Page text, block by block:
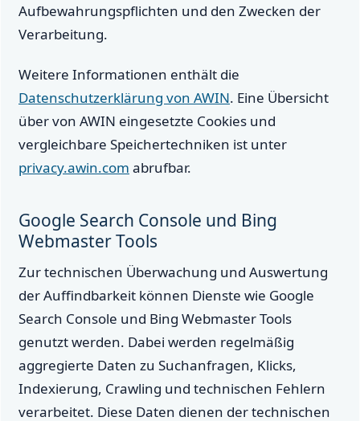
Aufbewahrungspflichten und den Zwecken der
Verarbeitung.
Weitere Informationen enthält die
Datenschutzerklärung von AWIN. Eine Übersicht
über von AWIN eingesetzte Cookies und
vergleichbare Speichertechniken ist unter
privacy.awin.com abrufbar.
Google Search Console und Bing
Webmaster Tools
Zur technischen Überwachung und Auswertung
der Auffindbarkeit können Dienste wie Google
Search Console und Bing Webmaster Tools
genutzt werden. Dabei werden regelmäßig
aggregierte Daten zu Suchanfragen, Klicks,
Indexierung, Crawling und technischen Fehlern
verarbeitet. Diese Daten dienen der technischen